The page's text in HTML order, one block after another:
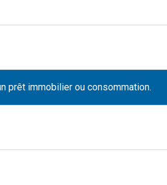
prêt immobilier ou consommation.